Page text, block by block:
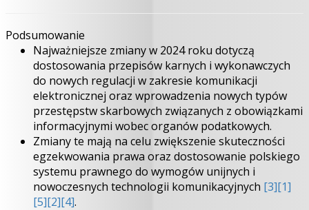
Podsumowanie
Najważniejsze zmiany w 2024 roku dotyczą
dostosowania przepisów karnych i wykonawczych
do nowych regulacji w zakresie komunikacji
elektronicznej oraz wprowadzenia nowych typów
przestępstw skarbowych związanych z obowiązkami
informacyjnymi wobec organów podatkowych.
Zmiany te mają na celu zwiększenie skuteczności
egzekwowania prawa oraz dostosowanie polskiego
systemu prawnego do wymogów unijnych i
nowoczesnych technologii komunikacyjnych [3][1]
[5][2][4].